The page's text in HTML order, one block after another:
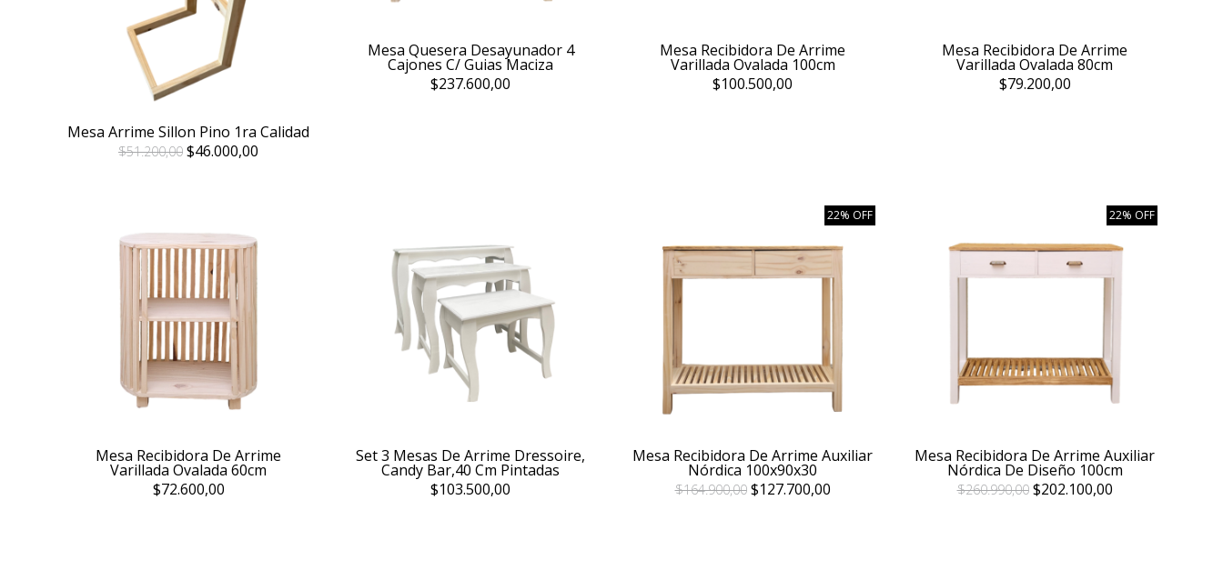
Mesa Arrime Sillon Pino 1ra Calidad
$51.200,00 $46.000,00
Mesa Quesera Desayunador 4
Cajones C/ Guias Maciza
$237.600,00
Mesa Recibidora De Arrime
Varillada Ovalada 100cm
$100.500,00
Mesa Recibidora De Arrime
Varillada Ovalada 80cm
$79.200,00
Mesa Recibidora De Arrime
Varillada Ovalada 60cm
$72.600,00
Set 3 Mesas De Arrime Dressoire,
Candy Bar,40 Cm Pintadas
$103.500,00
22% OFF
Mesa Recibidora De Arrime Auxiliar
Nórdica 100x90x30
$164.900,00$127.700,00
22% OFF
Mesa Recibidora De Arrime Auxiliar
Nórdica De Diseño 100cm
$260.990,00$202.100,00